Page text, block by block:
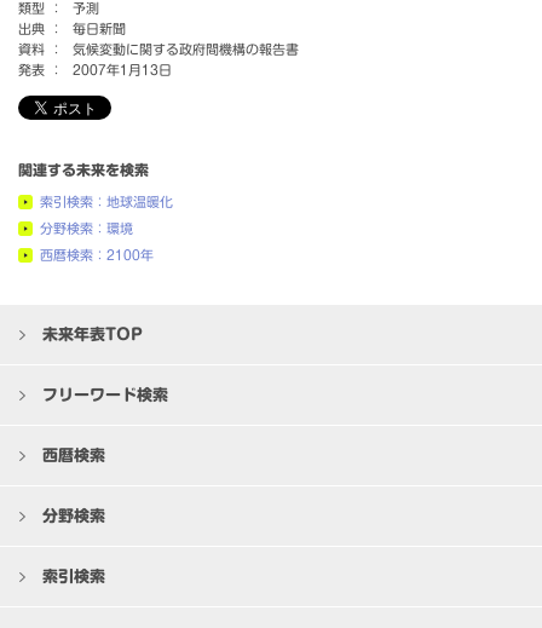
類型 ：
予測
出典 ：
毎日新聞
資料 ：
気候変動に関する政府間機構の報告書
発表 ：
2007年1月13日
関連する未来を検索
索引検索：地球温暖化
分野検索：環境
西暦検索：2100年
未来年表TOP
フリーワード検索
西暦検索
分野検索
索引検索